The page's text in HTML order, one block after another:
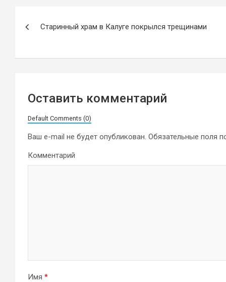
записям
Старинный храм в Калуге покрылся трещинами
Оставить комментарий
Default Comments (0)
Ваш e-mail не будет опубликован. Обязательные поля
Комментарий
Имя *